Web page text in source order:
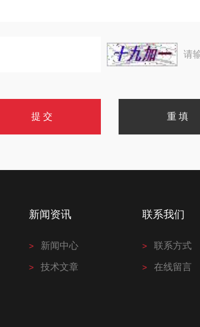
请
新闻资讯
新闻中心
技术文章
联系我们
联系方式
在线留言